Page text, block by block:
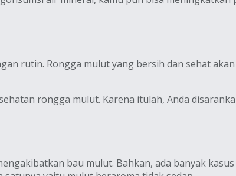
rutin. Rongga mulut yang bersih dan sehat
rongga mulut. Karena itulah, Anda
bau mulut. Bahkan, ada banyak